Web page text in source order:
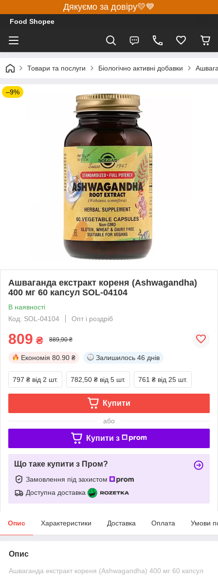
Дякуємо за довіру💛💙
Food Shopee
Товари та послуги Біологічно активні добавки
–9%
Ашваганда екстракт кореня (Ashwagandha)
400 мг 60 капсул SOL-04104
В наявності
Код: SOL-04104
Опт і роздріб
809 ₴ 889,90 ₴
Економія 80.90 ₴ Залишилось 46 днів
797 ₴ від 2 шт. 782,50 ₴ від 5 шт. 761 ₴ від 25 шт.
Купити
або
Купити з
Що таке купити з Пром?
Замовлення під захистом
Доступна доставка
Опис Характеристики Доставка Оплата Умови
Опис
Ашваганда екстракт кореня (Ashwagandha) 400 мг 60 капсул